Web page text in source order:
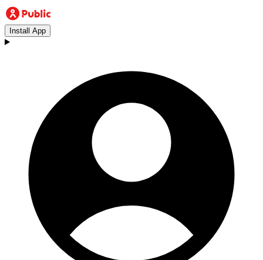
Install App